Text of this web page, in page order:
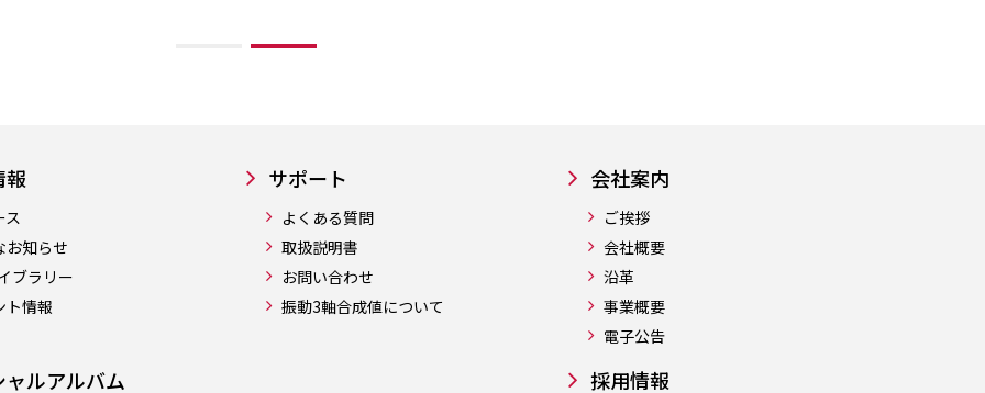
報
ス
お知らせ
ブラリー
ト情報
ルアルバム
サポート
よくある質問
取扱説明書
お問い合わせ
振動3軸合成値について
会社案内
ご挨拶
会社概要
沿革
事業概要
電子公告
採用情報